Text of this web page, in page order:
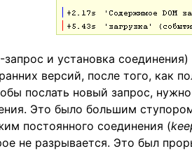
и установка
версий, после того, как
послать новый запрос,
Это было большим
постоянного соединения (
не разрывается. Это был